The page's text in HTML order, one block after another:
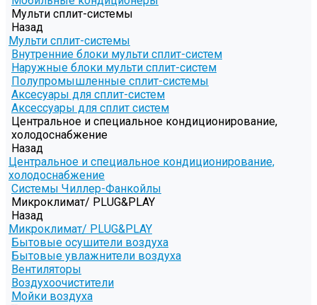
Мульти сплит-системы
Назад
Мульти сплит-системы
Внутренние блоки мульти сплит-систем
Наружные блоки мульти сплит-систем
Полупромышленные сплит-системы
Аксесуары для сплит-систем
Аксессуары для сплит систем
Центральное и специальное кондиционирование,
холодоснабжение
Назад
Центральное и специальное кондиционирование,
холодоснабжение
Системы Чиллер-Фанкойлы
Микроклимат/ PLUG&PLAY
Назад
Микроклимат/ PLUG&PLAY
Бытовые осушители воздуха
Бытовые увлажнители воздуха
Вентиляторы
Воздухоочистители
Мойки воздуха